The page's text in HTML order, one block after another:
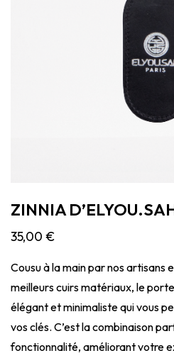
ZINNIA
35,00 €
Cousu à la main par nos artisans
meilleurs cuirs matériaux, le
élégant et minimaliste qui vous
vos clés. C’est la combinaison
fonctionnalité, améliorant votre